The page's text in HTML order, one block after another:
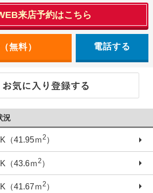
来店予約はこちら
電話する
況
（41.95ｍ2）
（43.6ｍ 2）
（41.67ｍ2）